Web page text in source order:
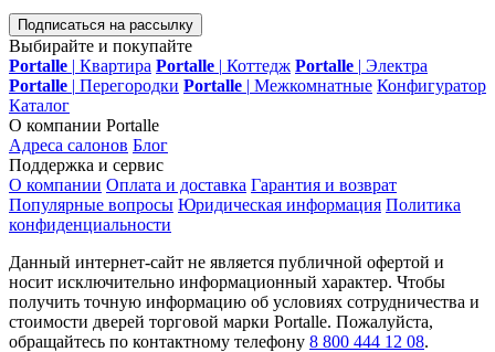
Подписаться на рассылку
Выбирайте и покупайте
Portalle | Квартира Portalle | Коттедж Portalle | Электра
Portalle | Перегородки Portalle | Межкомнатные Конфигуратор
Каталог
О компании Portalle
Адреса салонов Блог
Поддержка и сервис
О компании Оплата и доставка Гарантия и возврат
Популярные вопросы Юридическая информация Политика
конфиденциальности
Данный интернет-сайт не является публичной офертой и
носит исключительно информационный характер. Чтобы
получить точную информацию об условиях сотрудничества и
стоимости дверей торговой марки Portalle. Пожалуйста,
обращайтесь по контактному телефону 8 800 444 12 08.